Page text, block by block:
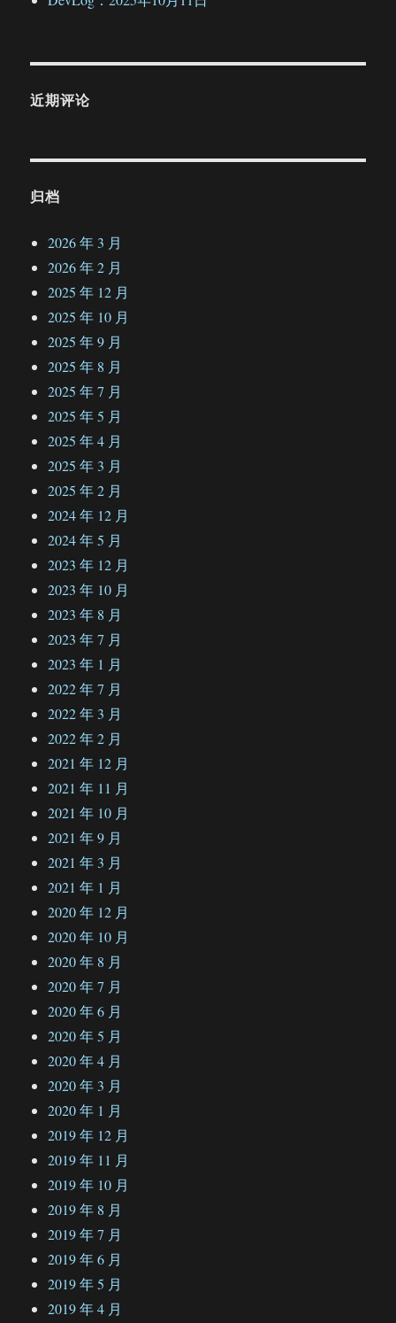
近期评论
归档
2026 年 3 月
2026 年 2 月
2025 年 12 月
2025 年 10 月
2025 年 9 月
2025 年 8 月
2025 年 7 月
2025 年 5 月
2025 年 4 月
2025 年 3 月
2025 年 2 月
2024 年 12 月
2024 年 5 月
2023 年 12 月
2023 年 10 月
2023 年 8 月
2023 年 7 月
2023 年 1 月
2022 年 7 月
2022 年 3 月
2022 年 2 月
2021 年 12 月
2021 年 11 月
2021 年 10 月
2021 年 9 月
2021 年 3 月
2021 年 1 月
2020 年 12 月
2020 年 10 月
2020 年 8 月
2020 年 7 月
2020 年 6 月
2020 年 5 月
2020 年 4 月
2020 年 3 月
2020 年 1 月
2019 年 12 月
2019 年 11 月
2019 年 10 月
2019 年 8 月
2019 年 7 月
2019 年 6 月
2019 年 5 月
2019 年 4 月